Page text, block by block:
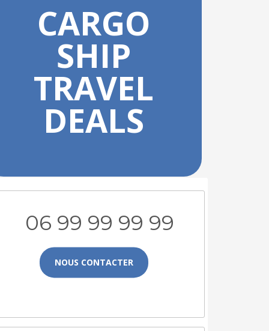
CARGO
SHIP
TRAVEL
DEALS
06 99 99 99 99
NOUS CONTACTER